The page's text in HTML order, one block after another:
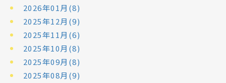
2026年01月(8)
2025年12月(9)
2025年11月(6)
2025年10月(8)
2025年09月(8)
2025年08月(9)